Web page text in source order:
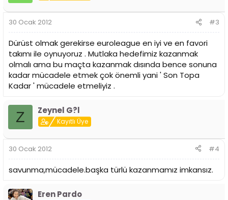
30 Ocak 2012 #3
Dürüst olmak gerekirse euroleague en iyi ve en favori
takımı ile oynuyoruz . Mutlaka hedefimiz kazanmak
olmalı ama bu maçta kazanmak dısında bence sonuna
kadar mücadele etmek çok önemli yani ' Son Topa
Kadar ' mücadele etmeliyiz .
Z Zeynel G?l
Kayıtlı Üye
30 Ocak 2012 #4
savunma,mücadele.başka türlü kazanmamız imkansız.
Eren Pardo